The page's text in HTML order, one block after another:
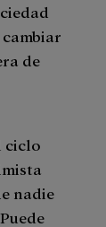
de
ciclo
nadie